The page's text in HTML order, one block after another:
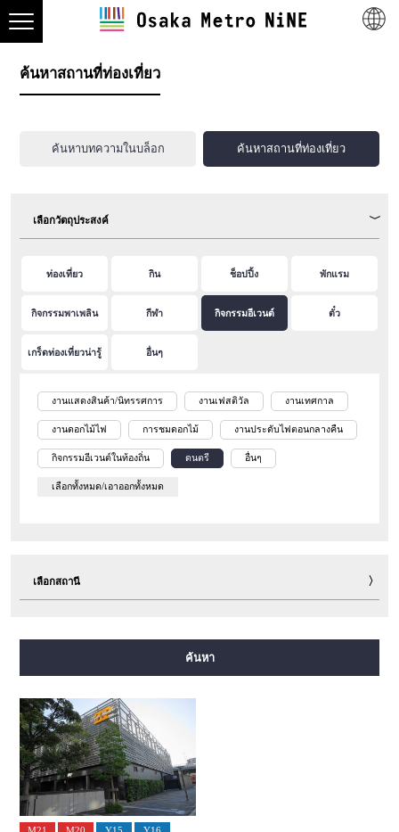
ค้นหาสถานที่ท่องเที่ยว
ค้นหาบทความในบล็อก ค้นหาสถานที่ท่องเที่ยว
เลือกวัตถุประสงค์
ท่องเที่ยว กิน ช็อปปิ้ง พักแรม
กิจกรรมพาเพลิน กีฬา กิจกรรมอีเวนต์ ตั๋ว
เกร็ดท่องเที่ยวน่ารู้ อื่นๆ
งานแสดงสินค้า/นิทรรศการ งานเฟสติวัล งานเทศกาล
งานดอกไม้ไฟ การชมดอกไม้ งานประดับไฟตอนกลางคืน
กิจกรรมอีเวนต์ในท้องถิ่น ดนตรี อื่นๆ
เลือกทั้งหมด/เอาออกทั้งหมด
เลือกสถานี
สายอิมาซาโตะซุจิ สายนิวแทรม
ค้นหา